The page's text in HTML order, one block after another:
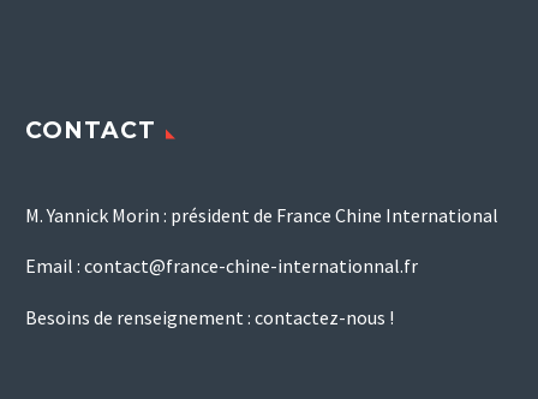
CONTACT
M. Yannick Morin : président de France Chine International
Email : contact@france-chine-internationnal.fr
Besoins de renseignement : contactez-nous !